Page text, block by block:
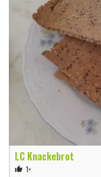
LC Knackebrot
thumb_up 1×